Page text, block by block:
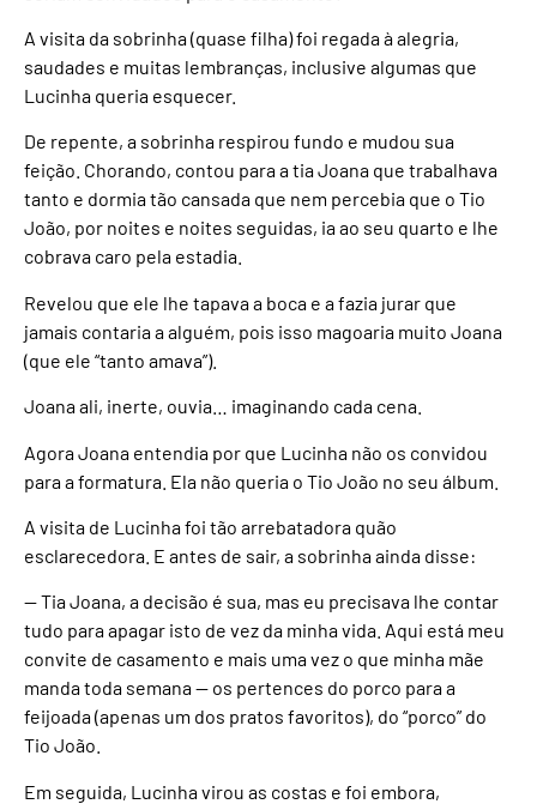
A visita da sobrinha (quase filha) foi regada à alegria,
saudades e muitas lembranças, inclusive algumas que
Lucinha queria esquecer.
De repente, a sobrinha respirou fundo e mudou sua
feição. Chorando, contou para a tia Joana que trabalhava
tanto e dormia tão cansada que nem percebia que o Tio
João, por noites e noites seguidas, ia ao seu quarto e lhe
cobrava caro pela estadia.
Revelou que ele lhe tapava a boca e a fazia jurar que
jamais contaria a alguém, pois isso magoaria muito Joana
(que ele “tanto amava”).
Joana ali, inerte, ouvia… imaginando cada cena.
Agora Joana entendia por que Lucinha não os convidou
para a formatura. Ela não queria o Tio João no seu álbum.
A visita de Lucinha foi tão arrebatadora quão
esclarecedora. E antes de sair, a sobrinha ainda disse:
— Tia Joana, a decisão é sua, mas eu precisava lhe contar
tudo para apagar isto de vez da minha vida. Aqui está meu
convite de casamento e mais uma vez o que minha mãe
manda toda semana — os pertences do porco para a
feijoada (apenas um dos pratos favoritos), do “porco” do
Tio João.
Em seguida, Lucinha virou as costas e foi embora,